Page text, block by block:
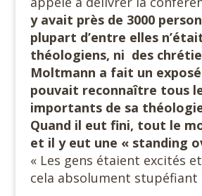
y avait près de 3000
plupart d’entre elles
théologiens, ni des
Moltmann a fait un
pouvait reconnaître tous
importants de sa
Quand il eut fini, tout le
et il y eut une « standing
« Les gens étaient excités
cela absolument stupéfiant